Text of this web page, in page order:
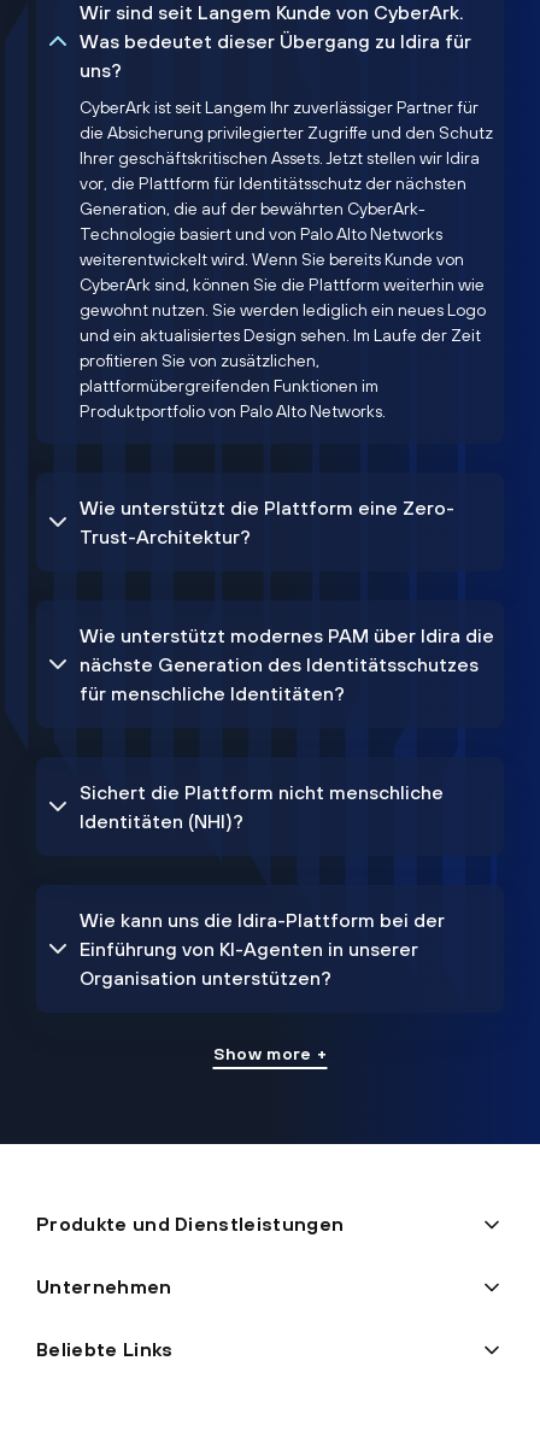
Wir sind seit Langem Kunde von CyberArk.
Was bedeutet dieser Übergang zu Idira für
uns?
CyberArk ist seit Langem Ihr zuverlässiger Partner für
die Absicherung privilegierter Zugriffe und den Schutz
Ihrer geschäftskritischen Assets. Jetzt stellen wir Idira
vor, die Plattform für Identitätsschutz der nächsten
Generation, die auf der bewährten CyberArk-
Technologie basiert und von Palo Alto Networks
weiterentwickelt wird. Wenn Sie bereits Kunde von
CyberArk sind, können Sie die Plattform weiterhin wie
gewohnt nutzen. Sie werden lediglich ein neues Logo
und ein aktualisiertes Design sehen. Im Laufe der Zeit
profitieren Sie von zusätzlichen,
plattformübergreifenden Funktionen im
Produktportfolio von Palo Alto Networks.
Wie unterstützt die Plattform eine Zero-
Trust-Architektur?
Wie unterstützt modernes PAM über Idira die
nächste Generation des Identitätsschutzes
für menschliche Identitäten?
Sichert die Plattform nicht menschliche
Identitäten (NHI)?
Wie kann uns die Idira-Plattform bei der
Einführung von KI-Agenten in unserer
Organisation unterstützen?
Show more +
Produkte und Dienstleistungen
Unternehmen
Beliebte Links